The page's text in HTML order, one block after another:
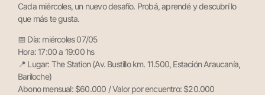
Cada miércoles, un nuevo desafío. Probá, aprendé y descubrí lo
que más te gusta.
📅 Día: miércoles 07/05
Hora: 17:00 a 19:00 hs
📍 Lugar: The Station (Av. Bustillo km. 11.500, Estación Araucanía,
Bariloche)
Abono mensual: $60.000 / Valor por encuentro: $20.000